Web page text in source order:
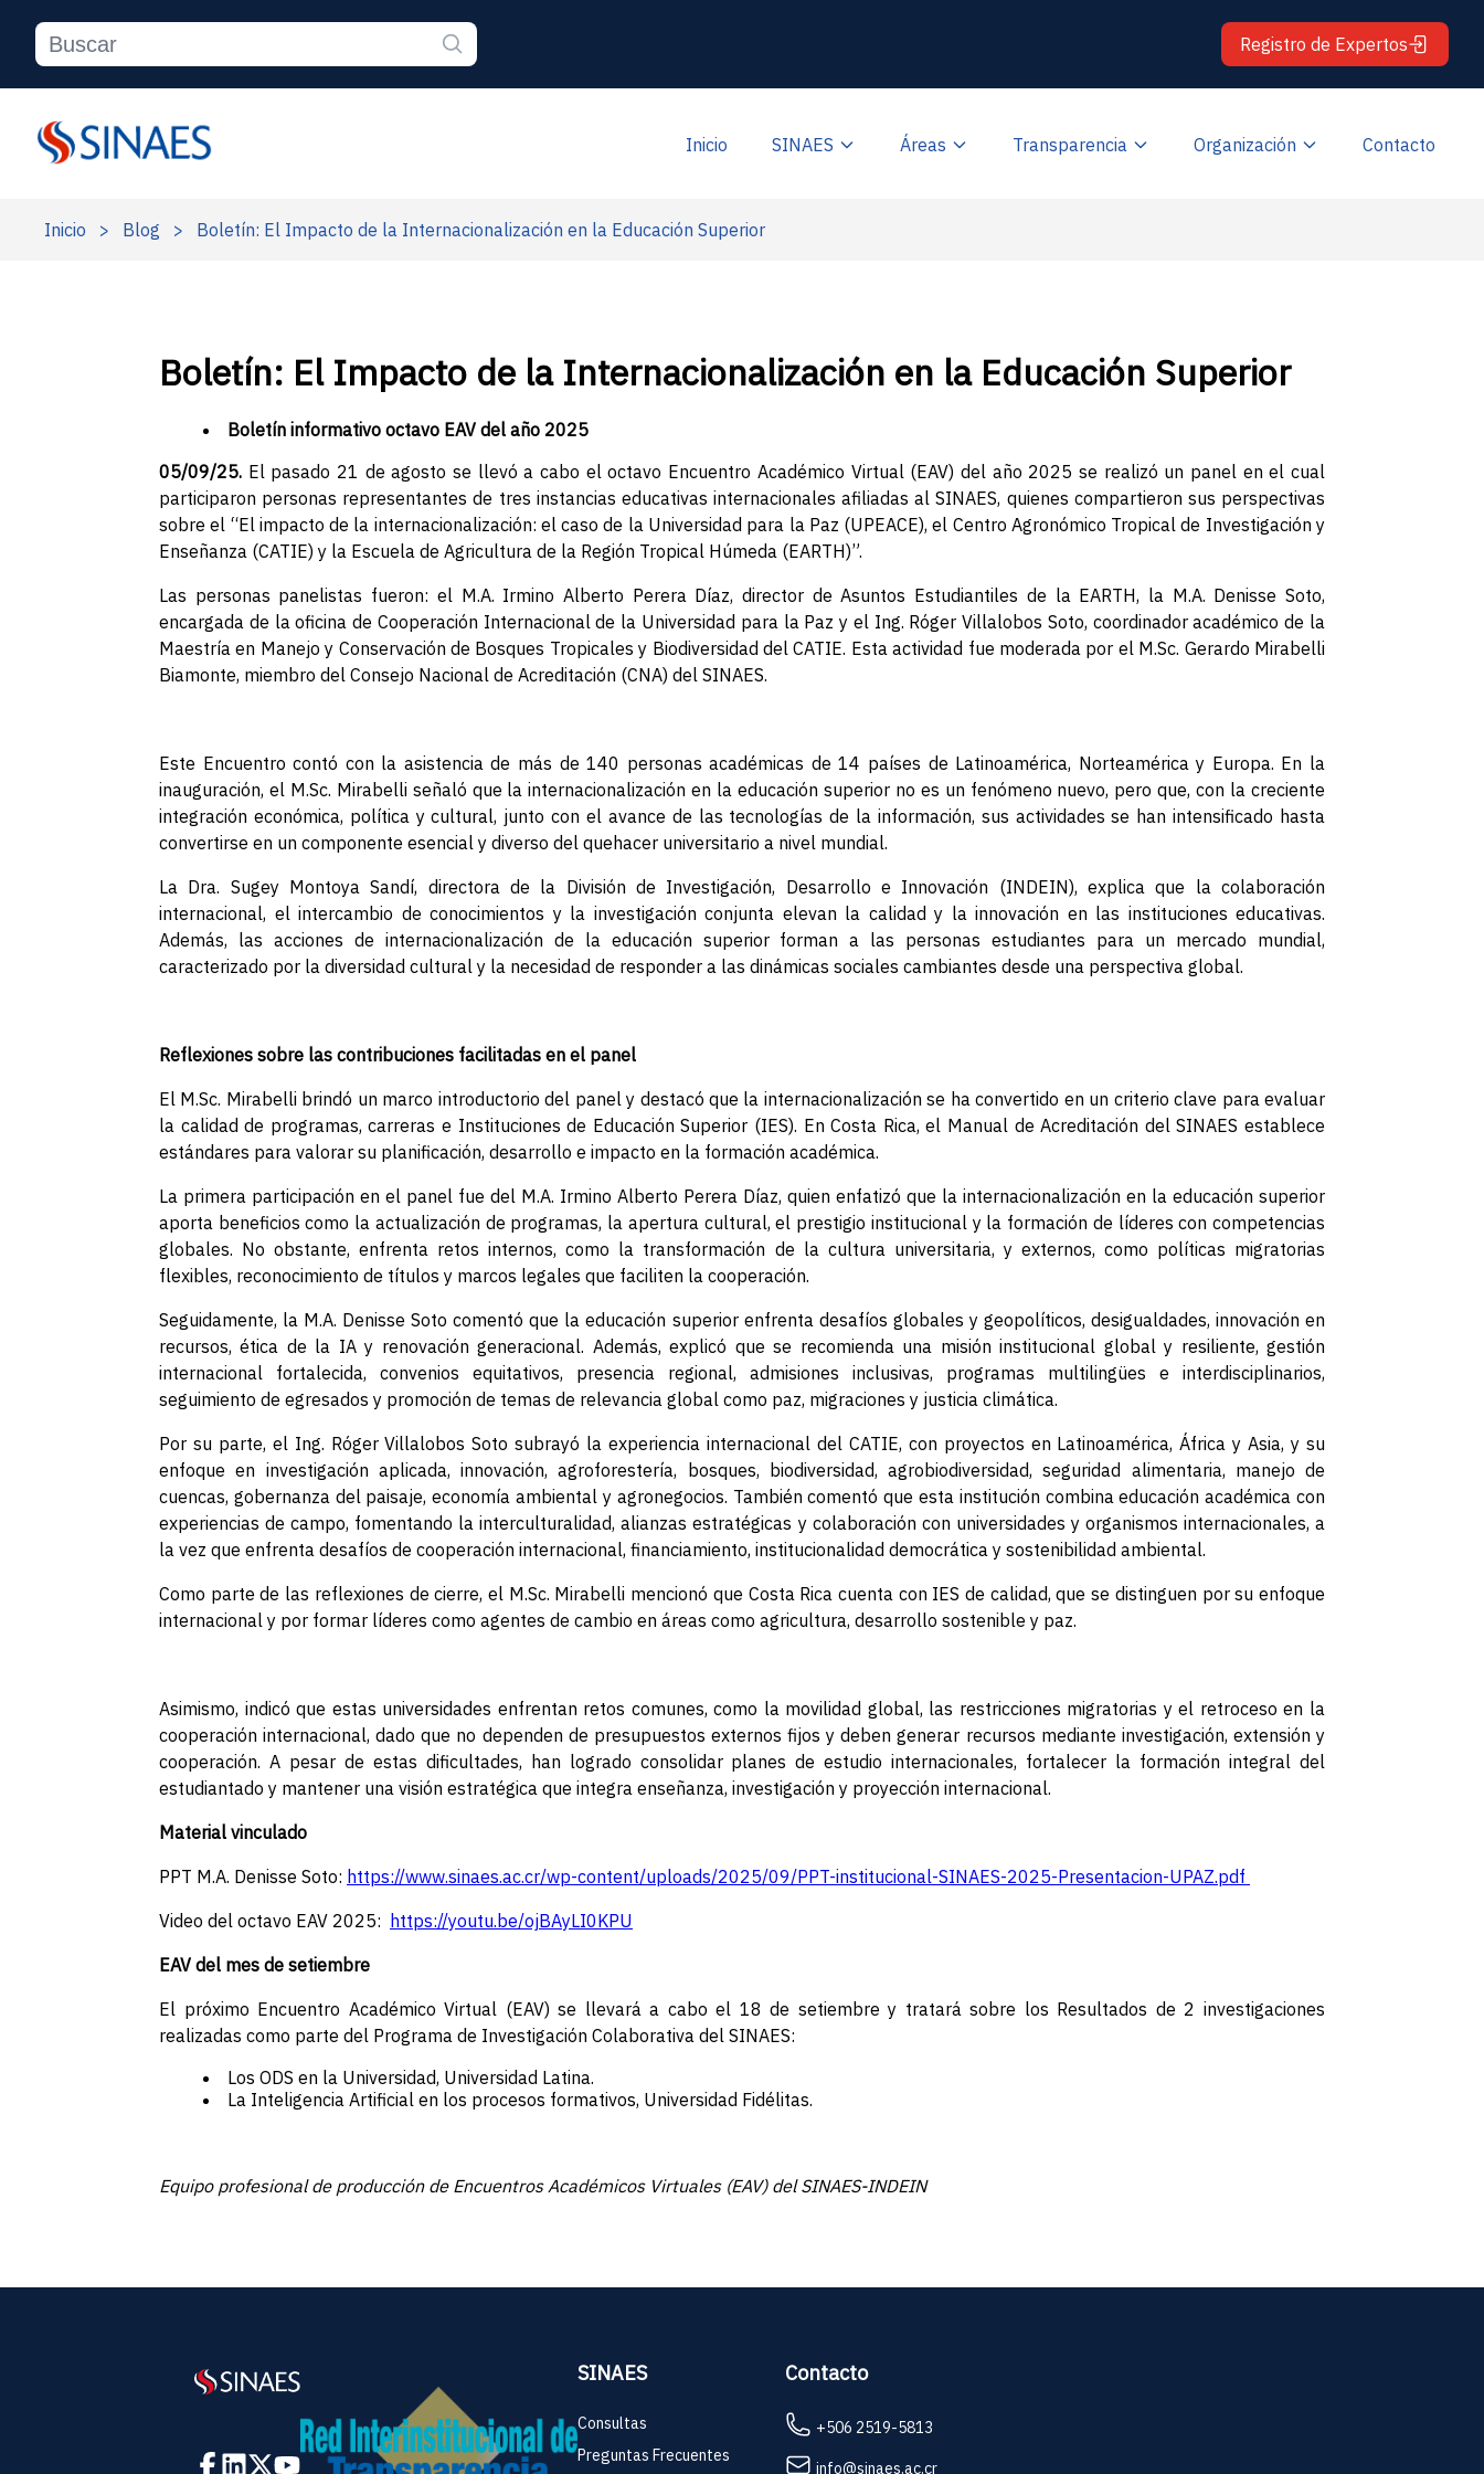
Registro de Expertos
Inicio SINAES Áreas Transparencia Organización Contacto
Inicio > Blog > Boletín: El Impacto de la Internacionalización en la Educación Superior
Boletín: El Impacto de la Internacionalización en la Educación Superior
Boletín informativo octavo EAV del año 2025
05/09/25. El pasado 21 de agosto se llevó a cabo el octavo Encuentro Académico Virtual (EAV) del año 2025 se realizó un panel en el cual
participaron personas representantes de tres instancias educativas internacionales afiliadas al SINAES, quienes compartieron sus perspectivas
sobre el “El impacto de la internacionalización: el caso de la Universidad para la Paz (UPEACE), el Centro Agronómico Tropical de Investigación y
Enseñanza (CATIE) y la Escuela de Agricultura de la Región Tropical Húmeda (EARTH)”.
Las personas panelistas fueron: el M.A. Irmino Alberto Perera Díaz, director de Asuntos Estudiantiles de la EARTH, la M.A. Denisse Soto,
encargada de la oficina de Cooperación Internacional de la Universidad para la Paz y el Ing. Róger Villalobos Soto, coordinador académico de la
Maestría en Manejo y Conservación de Bosques Tropicales y Biodiversidad del CATIE. Esta actividad fue moderada por el M.Sc. Gerardo Mirabelli
Biamonte, miembro del Consejo Nacional de Acreditación (CNA) del SINAES.
Este Encuentro contó con la asistencia de más de 140 personas académicas de 14 países de Latinoamérica, Norteamérica y Europa. En la
inauguración, el M.Sc. Mirabelli señaló que la internacionalización en la educación superior no es un fenómeno nuevo, pero que, con la creciente
integración económica, política y cultural, junto con el avance de las tecnologías de la información, sus actividades se han intensificado hasta
convertirse en un componente esencial y diverso del quehacer universitario a nivel mundial.
La Dra. Sugey Montoya Sandí, directora de la División de Investigación, Desarrollo e Innovación (INDEIN), explica que la colaboración
internacional, el intercambio de conocimientos y la investigación conjunta elevan la calidad y la innovación en las instituciones educativas.
Además, las acciones de internacionalización de la educación superior forman a las personas estudiantes para un mercado mundial,
caracterizado por la diversidad cultural y la necesidad de responder a las dinámicas sociales cambiantes desde una perspectiva global.
Reflexiones sobre las contribuciones facilitadas en el panel
El M.Sc. Mirabelli brindó un marco introductorio del panel y destacó que la internacionalización se ha convertido en un criterio clave para evaluar
la calidad de programas, carreras e Instituciones de Educación Superior (IES). En Costa Rica, el Manual de Acreditación del SINAES establece
estándares para valorar su planificación, desarrollo e impacto en la formación académica.
La primera participación en el panel fue del M.A. Irmino Alberto Perera Díaz, quien enfatizó que la internacionalización en la educación superior
aporta beneficios como la actualización de programas, la apertura cultural, el prestigio institucional y la formación de líderes con competencias
globales. No obstante, enfrenta retos internos, como la transformación de la cultura universitaria, y externos, como políticas migratorias
flexibles, reconocimiento de títulos y marcos legales que faciliten la cooperación.
Seguidamente, la M.A. Denisse Soto comentó que la educación superior enfrenta desafíos globales y geopolíticos, desigualdades, innovación en
recursos, ética de la IA y renovación generacional. Además, explicó que se recomienda una misión institucional global y resiliente, gestión
internacional fortalecida, convenios equitativos, presencia regional, admisiones inclusivas, programas multilingües e interdisciplinarios,
seguimiento de egresados y promoción de temas de relevancia global como paz, migraciones y justicia climática.
Por su parte, el Ing. Róger Villalobos Soto subrayó la experiencia internacional del CATIE, con proyectos en Latinoamérica, África y Asia, y su
enfoque en investigación aplicada, innovación, agroforestería, bosques, biodiversidad, agrobiodiversidad, seguridad alimentaria, manejo de
cuencas, gobernanza del paisaje, economía ambiental y agronegocios. También comentó que esta institución combina educación académica con
experiencias de campo, fomentando la interculturalidad, alianzas estratégicas y colaboración con universidades y organismos internacionales, a
la vez que enfrenta desafíos de cooperación internacional, financiamiento, institucionalidad democrática y sostenibilidad ambiental.
Como parte de las reflexiones de cierre, el M.Sc. Mirabelli mencionó que Costa Rica cuenta con IES de calidad, que se distinguen por su enfoque
internacional y por formar líderes como agentes de cambio en áreas como agricultura, desarrollo sostenible y paz.
Asimismo, indicó que estas universidades enfrentan retos comunes, como la movilidad global, las restricciones migratorias y el retroceso en la
cooperación internacional, dado que no dependen de presupuestos externos fijos y deben generar recursos mediante investigación, extensión y
cooperación. A pesar de estas dificultades, han logrado consolidar planes de estudio internacionales, fortalecer la formación integral del
estudiantado y mantener una visión estratégica que integra enseñanza, investigación y proyección internacional.
Material vinculado
PPT M.A. Denisse Soto: https://www.sinaes.ac.cr/wp-content/uploads/2025/09/PPT-institucional-SINAES-2025-Presentacion-UPAZ.pdf
Video del octavo EAV 2025: https://youtu.be/ojBAyLI0KPU
EAV del mes de setiembre
El próximo Encuentro Académico Virtual (EAV) se llevará a cabo el 18 de setiembre y tratará sobre los Resultados de 2 investigaciones
realizadas como parte del Programa de Investigación Colaborativa del SINAES:
Los ODS en la Universidad, Universidad Latina.
La Inteligencia Artificial en los procesos formativos, Universidad Fidélitas.
Equipo profesional de producción de Encuentros Académicos Virtuales (EAV) del SINAES-INDEIN
SINAES
Consultas
Preguntas Frecuentes
Contacto
+506 2519-5813
info@sinaes.ac.cr